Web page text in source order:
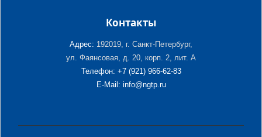
Контакты
Адрес: 192019, г. Санкт-Петербург,
ул. Фаянсовая, д. 20, корп. 2, лит. А
Телефон: +7 (921) 966-62-83
E-Mail: info@ngtp.ru